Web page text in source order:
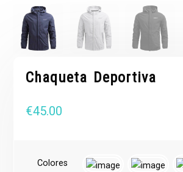
Chaqueta Deportiva
€45.00
Colores